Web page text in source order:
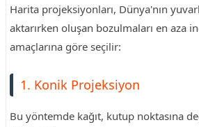
Harita projeksiyonları, Dünya'nın
aktarırken oluşan bozulmaları en aza
amaçlarına göre seçilir:
1. Konik Projeksiyon
Bu yöntemde kağıt, kutup noktasına